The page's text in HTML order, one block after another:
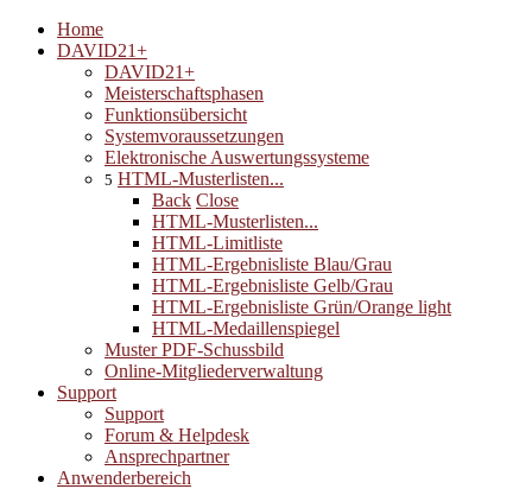
Home
DAVID21+
DAVID21+
Meisterschaftsphasen
Funktionsübersicht
Systemvoraussetzungen
Elektronische Auswertungssysteme
5 HTML-Musterlisten...
Back Close
HTML-Musterlisten...
HTML-Limitliste
HTML-Ergebnisliste Blau/Grau
HTML-Ergebnisliste Gelb/Grau
HTML-Ergebnisliste Grün/Orange light
HTML-Medaillenspiegel
Muster PDF-Schussbild
Online-Mitgliederverwaltung
Support
Support
Forum & Helpdesk
Ansprechpartner
Anwenderbereich